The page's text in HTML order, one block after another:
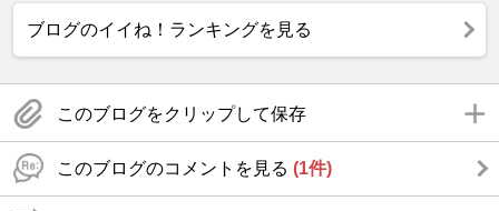
ブログのイイね！ランキングを見る
このブログをクリップして保存
このブログのコメントを見る (1件)